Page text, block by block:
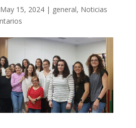
May 15, 2024| general, Noticias